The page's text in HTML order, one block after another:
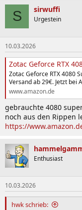
S sirwuffi
Urgestein
10.03.2026
Zotac Geforce RTX 4080 Super
Zotac Geforce RTX 4080
Versand ab 29€. Jetzt bei
www.amazon.de
gebrauchte 4080
noch aus den Rippen
https://
Enthusiast
10.03.2026
hwk schrieb: